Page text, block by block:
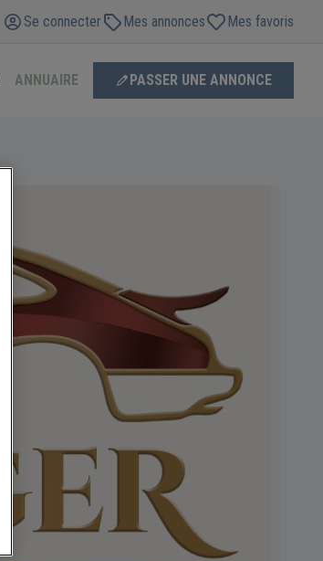
Se connecter Mes annonces Mes favoris
ANNUAIRE PASSER UNE ANNONCE